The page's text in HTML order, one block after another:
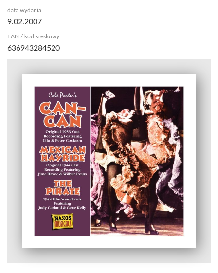
data wydania
9.02.2007
EAN / kod kreskowy
636943284520